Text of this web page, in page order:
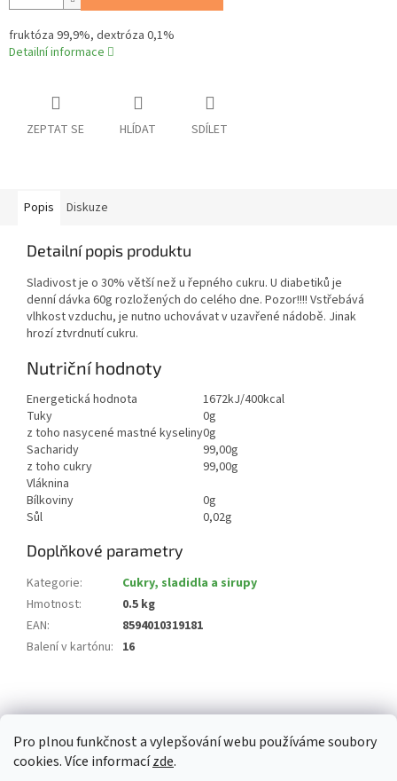
Pro plnou funkčnost a vylepšování webu používáme soubory
cookies. Více informacízde.
fruktóza 99,9%, dextróza 0,1%
Detailní informace
ZEPTAT SE HLÍDAT SDÍLET
Popis Diskuze
Detailní popis produktu
Sladivost je o 30% větší než u řepného cukru. U diabetiků je
denní dávka 60g rozložených do celého dne. Pozor!!!! Vstřebává
vlhkost vzduchu, je nutno uchovávat v uzavřené nádobě. Jinak
hrozí ztvrdnutí cukru.
Nutriční hodnoty
Energetická hodnota
1672kJ/400kcal
Tuky
0g
z toho nasycené mastné kyseliny0g
Sacharidy
99,00g
z toho cukry
99,00g
Vláknina
Bílkoviny
0g
Sůl
0,02g
Doplňkové parametry
Kategorie:
Cukry, sladidla a sirupy
Hmotnost:
0.5 kg
EAN:
8594010319181
Balení v kartónu: 16
á